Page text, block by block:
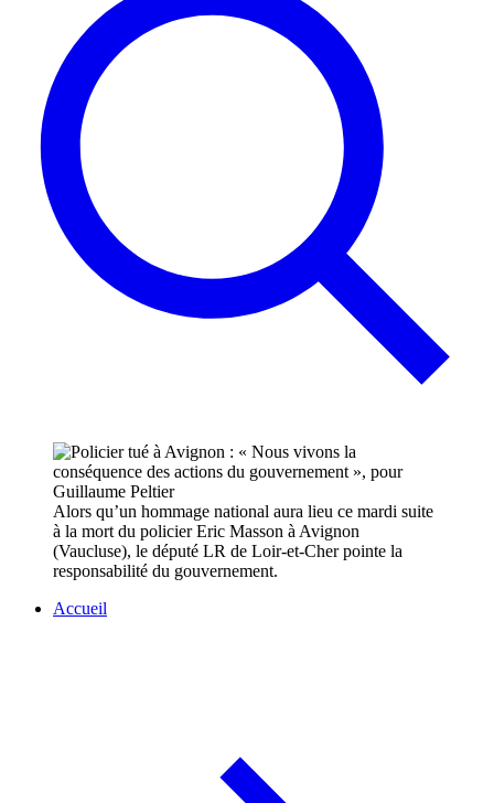
Alors qu’un hommage national aura lieu ce mardi suite
à la mort du policier Eric Masson à Avignon
(Vaucluse), le député LR de Loir-et-Cher pointe la
responsabilité du gouvernement.
Accueil